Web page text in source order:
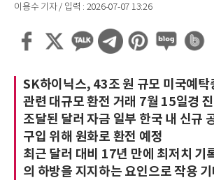
이용수 기자 / 입력 : 2026-07-07 13:26
SK하이닉스, 43조 원 규모 미국예
관련 대규모 환전 거래 7월 15일경
조달된 달러 자금 일부 한국 내 신규
구입 위해 원화로 환전 예정
최근 달러 대비 17년 만에 최저치 기
의 하방을 지지하는 요인으로 작용 기